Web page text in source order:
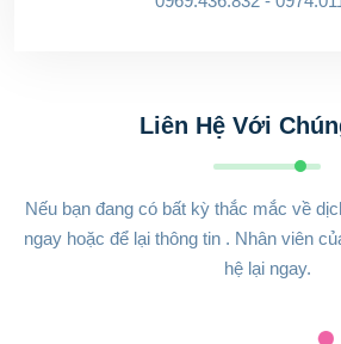
Liên Hệ Với
Nếu bạn đang có bất kỳ thắc mắc về
ngay hoặc để lại thông tin . Nhân viên
hệ lại ngay.